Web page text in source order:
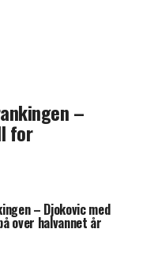
–
for
– Djokovic med
over halvannet år